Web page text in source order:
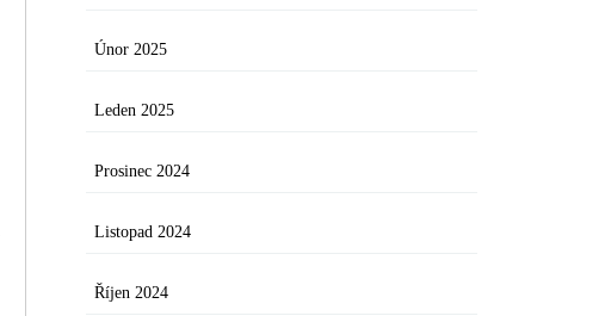
Únor 2025
Leden 2025
Prosinec 2024
Listopad 2024
Říjen 2024